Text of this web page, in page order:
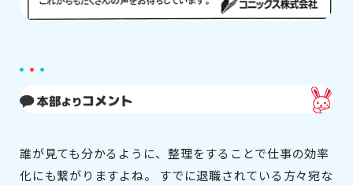
誰が見ても分かるように、整理をすることで仕事の効率
化にも繋がりますよね。 すでに退職されている方々宛な